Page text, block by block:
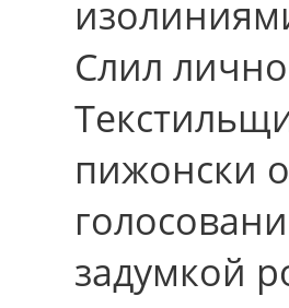
Слил
пижонски
задумкой